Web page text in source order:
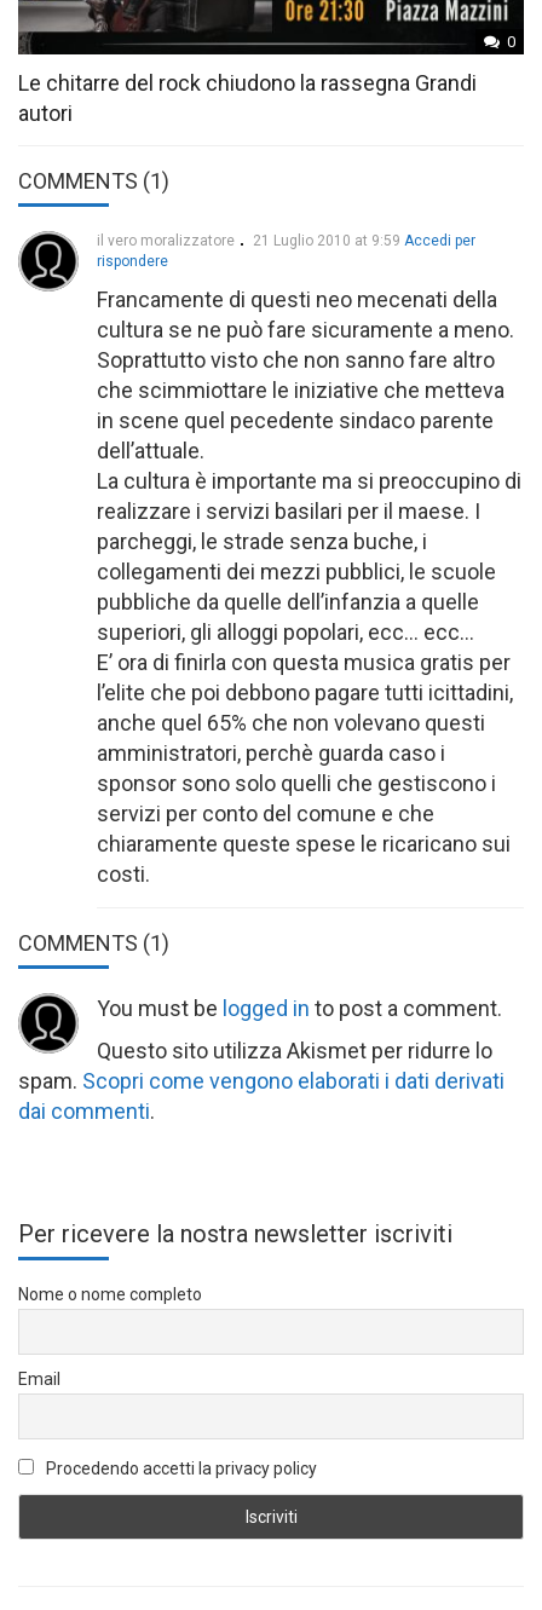
0
Le chitarre del rock chiudono la rassegna Grandi
autori
COMMENTS (1)
il vero moralizzatore 21 Luglio 2010 at 9:59 Accedi per
rispondere
Francamente di questi neo mecenati della
cultura se ne può fare sicuramente a meno.
Soprattutto visto che non sanno fare altro
che scimmiottare le iniziative che metteva
in scene quel pecedente sindaco parente
dell’attuale.
La cultura è importante ma si preoccupino di
realizzare i servizi basilari per il maese. I
parcheggi, le strade senza buche, i
collegamenti dei mezzi pubblici, le scuole
pubbliche da quelle dell’infanzia a quelle
superiori, gli alloggi popolari, ecc… ecc…
E’ ora di finirla con questa musica gratis per
l’elite che poi debbono pagare tutti icittadini,
anche quel 65% che non volevano questi
amministratori, perchè guarda caso i
sponsor sono solo quelli che gestiscono i
servizi per conto del comune e che
chiaramente queste spese le ricaricano sui
costi.
COMMENTS (1)
You must be logged in to post a comment.
Questo sito utilizza Akismet per ridurre lo
spam. Scopri come vengono elaborati i dati derivati
dai commenti.
Per ricevere la nostra newsletter iscriviti
Nome o nome completo
Email
Procedendo accetti la privacy policy